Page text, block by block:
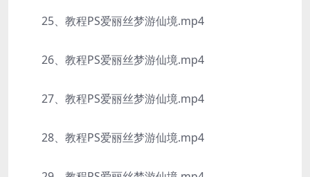
25、教程PS爱丽丝梦游仙境.mp4
26、教程PS爱丽丝梦游仙境.mp4
27、教程PS爱丽丝梦游仙境.mp4
28、教程PS爱丽丝梦游仙境.mp4